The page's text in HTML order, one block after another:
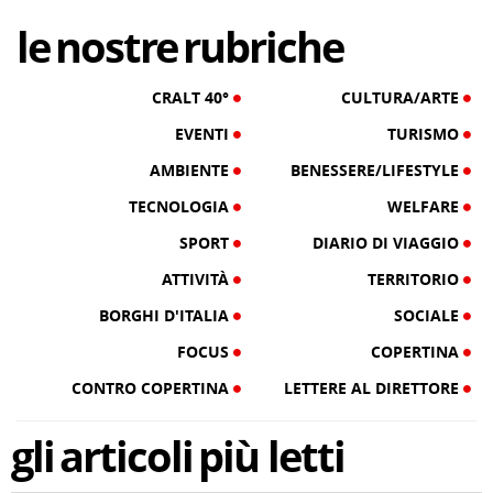
lenostrerubriche
CRALT 40°
CULTURA/ARTE
EVENTI
TURISMO
AMBIENTE
BENESSERE/LIFESTYLE
TECNOLOGIA
WELFARE
SPORT
DIARIO DI VIAGGIO
ATTIVITÀ
TERRITORIO
BORGHI D'ITALIA
SOCIALE
FOCUS
COPERTINA
CONTRO COPERTINA
LETTERE AL DIRETTORE
gliarticolipiù letti